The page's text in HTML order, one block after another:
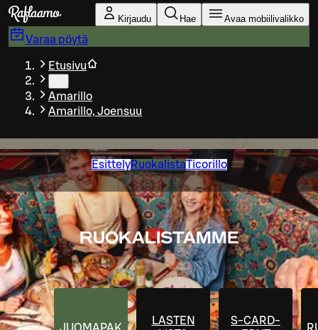
Siirry pääsisältöön
Kirjaudu Hae Avaa mobiilivalikko
Varaa pöytä
Etusivu
Amarillo
Amarillo, Joensuu
EsittelyRuokalistaTicorillo
RUOKALISTAMME
JUOMAPAKETIT
LASTEN
S-CARD-